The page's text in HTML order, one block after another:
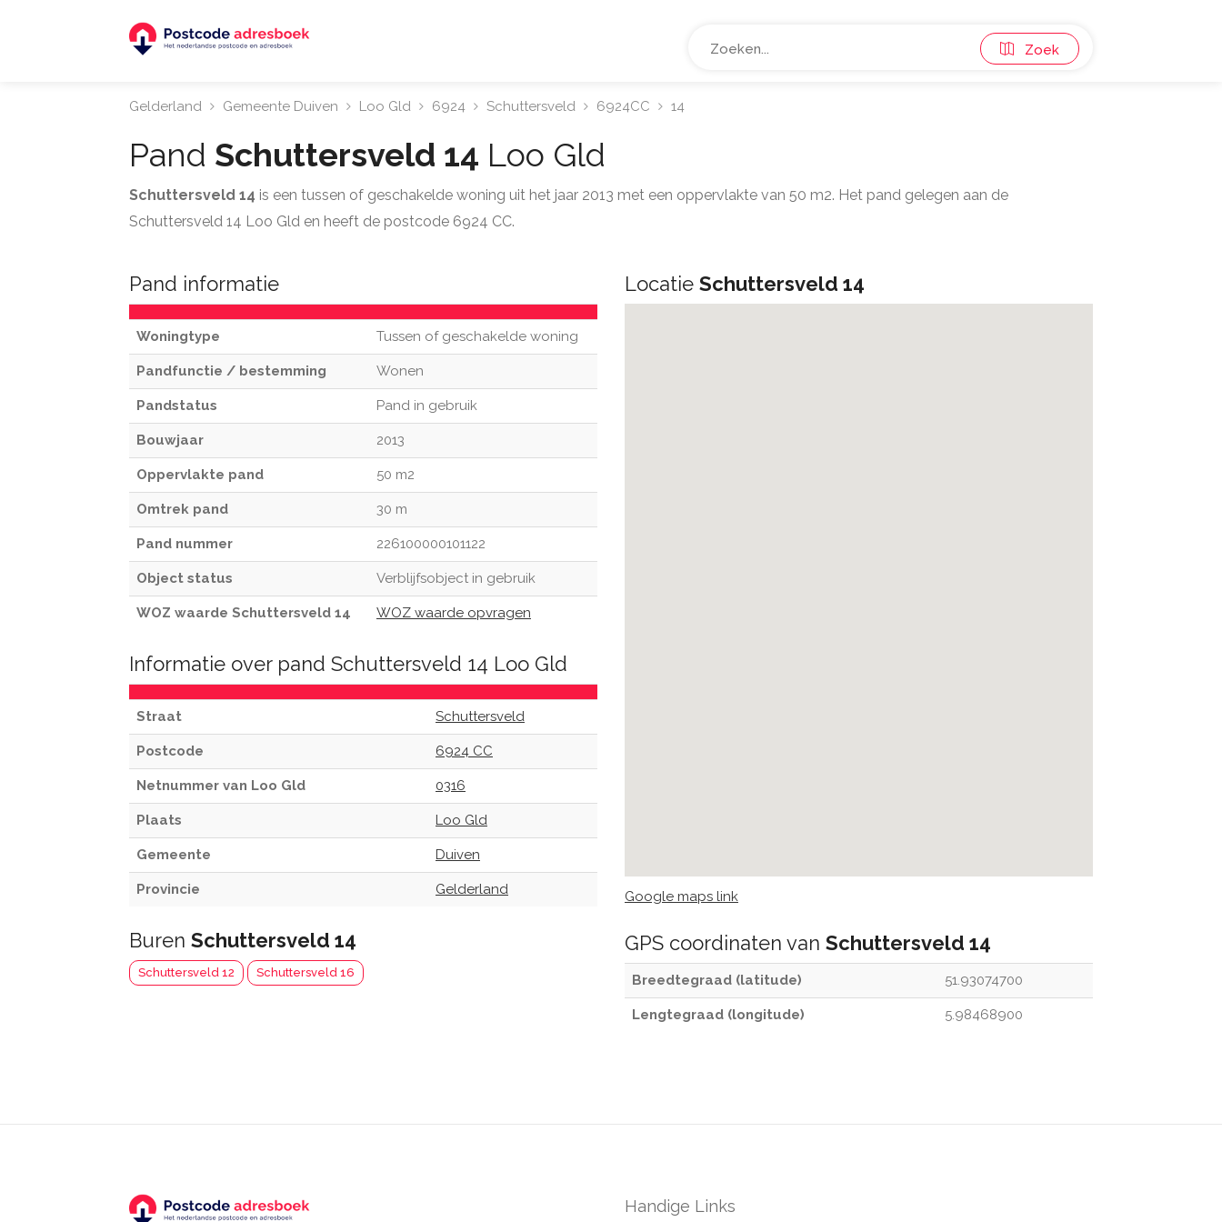
Zoek
Gelderland Gemeente Duiven Loo Gld 6924 Schuttersveld 6924CC 14
Pand Schuttersveld 14 Loo Gld
Schuttersveld 14 is een tussen of geschakelde woning uit het jaar 2013 met een oppervlakte van 50 m2. Het pand gelegen aan de
Schuttersveld 14 Loo Gld en heeft de postcode 6924 CC.
Pand informatie
Woningtype Tussen of geschakelde woning
Pandfunctie / bestemming Wonen
Pandstatus Pand in gebruik
Bouwjaar 2013
Oppervlakte pand 50 m2
Omtrek pand 30 m
Pand nummer 226100000101122
Object status Verblijfsobject in gebruik
WOZ waarde Schuttersveld 14 WOZ waarde opvragen
Informatie over pand Schuttersveld 14 Loo Gld
Straat Schuttersveld
Postcode 6924 CC
Netnummer van Loo Gld 0316
Plaats Loo Gld
Gemeente Duiven
Provincie Gelderland
Buren Schuttersveld 14
Schuttersveld 12 Schuttersveld 16
Locatie Schuttersveld 14
Google maps link
GPS coordinaten van Schuttersveld 14
Breedtegraad (latitude) 51.93074700
Lengtegraad (longitude) 5.98468900
Handige Links